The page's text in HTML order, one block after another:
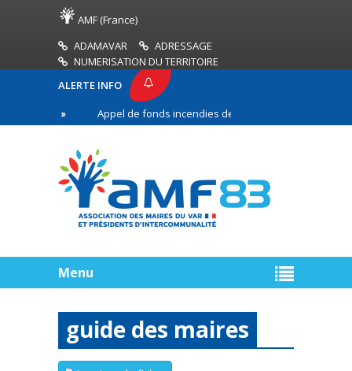
AMF (France)
ADAMAVAR
ADRESSAGE
NUMERISATION DU TERRITOIRE
ALERTE INFO
Appel de fonds incendies de forêt
ligne
Menu
guide des maires